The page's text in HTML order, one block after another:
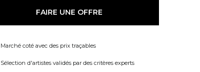
FAIRE UNE OFFRE
Marché coté avec des prix traçables
Sélection d'artistes validés par des critères experts